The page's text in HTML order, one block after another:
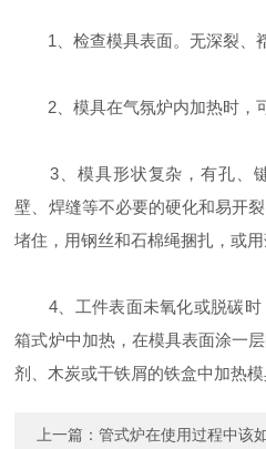
1、检查模具表面。无深裂、褶
2、模具在气氛炉内加热时，
3、模具形状复杂，有孔、
壁、焊缝等不必要的硬化和易开
堵住，用钢丝和石棉绳捆扎，或用
4、工件表面未氧化或脱碳时
箱式炉中加热，在模具表面涂一
剂、木炭或干铁屑的铁盒中加热模
上一篇：管式炉在使用过程中该